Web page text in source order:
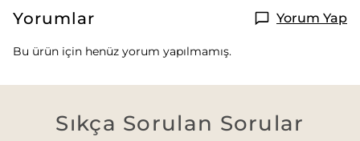
Yorumlar Yorum Yap
Bu ürün için henüz yorum yapılmamış.
Sıkça Sorulan Sorular